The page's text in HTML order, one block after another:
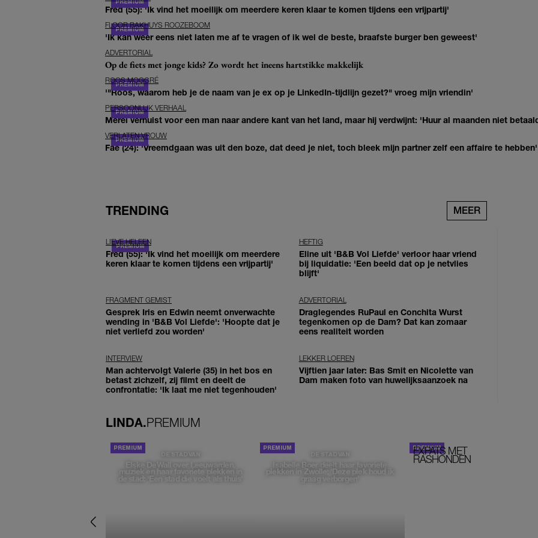
Fred (55): 'Ik vind het moeilijk om meerdere keren klaar te komen tijdens een vrijpartij'
FLOOR BAKHUYS ROOZEBOOM
'Ik kan weer eens niet laten me af te vragen of ik wel de beste, braafste burger ben geweest'
ADVERTORIAL
Op de fiets met jonge kids? Zo wordt het ineens hartstikke makkelijk
ROOS MOGGRÉ
'"Roos, waarom heb je de naam van je ex op je LinkedIn-tijdlijn gezet?" vroeg mijn vriendin'
PERSOONLIJK VERHAAL
Merel verhuist voor een man naar andere kant van het land, maar hij verdwijnt: 'Huur al maanden niet
VERLATEN VROUW
Fae (24): 'Vreemdgaan was uit den boze, dat deed je niet, toch bleek mijn partner zelf een affaire te hebben'
TRENDING MEER
LIEVE HELEEN
Fred (55): 'Ik vind het moeilijk om meerdere
keren klaar te komen tijdens een vrijpartij'
HEFTIG
Eline uit 'B&B Vol Liefde' verloor haar vriend
bij liquidatie: 'Een beeld dat op je netvlies
blijft'
FRAGMENT GEMIST
Gesprek Iris en Edwin neemt onverwachte
wending in 'B&B Vol Liefde': 'Hoopte dat je
niet verliefd zou worden'
ADVERTORIAL
Draglegendes RuPaul en Conchita Wurst
tegenkomen op de Dam? Dat kan zomaar
eens realiteit worden
INTERVIEW
Man achtervolgt Valerie (35) in het bos en
betast zichzelf, zij filmt en deelt de
confrontatie: 'Ik laat me niet tegenhouden'
LEKKER LOEREN
Vijftien jaar later: Bas Smit en Nicolette van
Dam maken foto van huwelijksaanzoek na
LINDA.PREMIUM
DE STAD VAN
Elske DeWall over Leeuwarden,
muziek en haar favoriete plekken in
de stad: 'Een stad die voelt als thuis'
DE STAD VAN
Isabelle Boer deelt haar favoriete
plekken in Zwolle: 'Deze plek houd ik
graag verborgen'
EXPATS MET
RASHONDEN